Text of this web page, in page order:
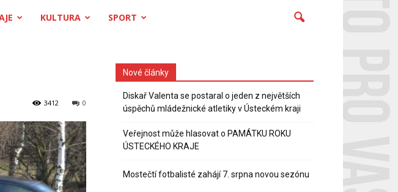
KULTURA SPORT
0
3412
Nové články
Diskař Valenta se postaral o jeden z největších
úspěchů mládežnické atletiky v Ústeckém kraji
Veřejnost může hlasovat o PAMÁTKU ROKU
ÚSTECKÉHO KRAJE
Mostečtí fotbalisté zahájí 7. srpna novou sezónu